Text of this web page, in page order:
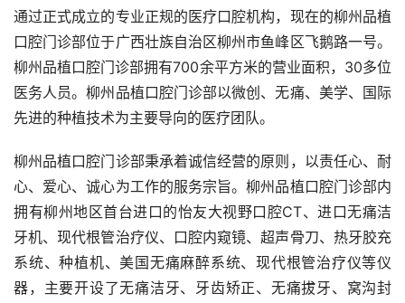
通过正式成立的专业正规的医疗口腔机构，现在的柳州品植
口腔门诊部位于广西壮族自治区柳州市鱼峰区飞鹅路一号。
柳州品植口腔门诊部拥有700余平方米的营业面积，30多位
医务人员。柳州品植口腔门诊部以微创、无痛、美学、国际
先进的种植技术为主要导向的医疗团队。
柳州品植口腔门诊部秉承着诚信经营的原则，以责任心、耐
心、爱心、诚心为工作的服务宗旨。柳州品植口腔门诊部内
拥有柳州地区首台进口的怡友大视野口腔CT、进口无痛洁
牙机、现代根管治疗仪、口腔内窥镜、超声骨刀、热牙胶充
系统、种植机、美国无痛麻醉系统、现代根管治疗仪等仪
器，主要开设了无痛洁牙、牙齿矫正、无痛拔牙、窝沟封